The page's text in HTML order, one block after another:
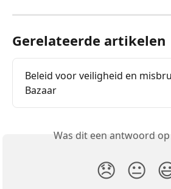
Gerelateerde artikelen
Beleid voor veiligheid en
Bazaar
Was dit een antwoord
😞 😐